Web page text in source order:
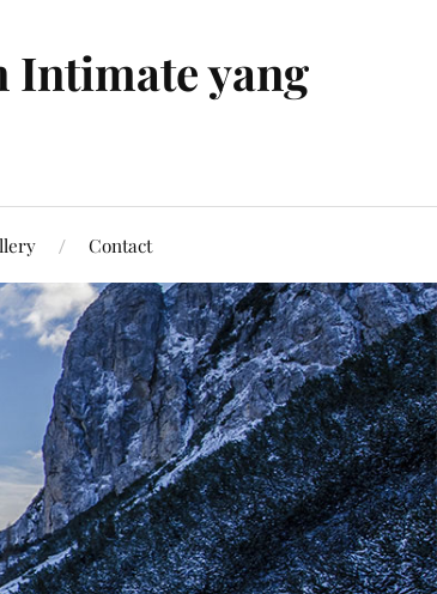
Intimate yang
Contact